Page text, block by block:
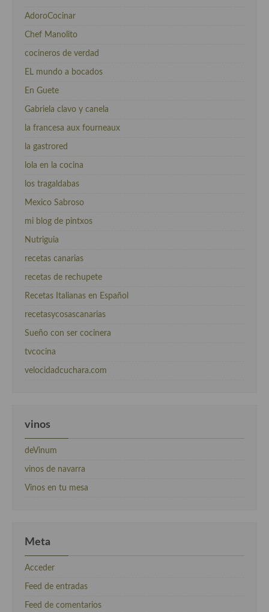
AdoroCocinar
Chef Manolito
cocineros de verdad
EL mundo a bocados
En Guete
Gabriela clavo y canela
la francesa aux fourneaux
la gastrored
lola en la cocina
los tragaldabas
Mexico Sabroso
mi blog de pintxos
Nutriguia
recetas canarias
recetas de rechupete
Recetas Italianas en Español
recetasycosascanarias
Sueño con ser cocinera
tvcocina
velocidadcuchara.com
vinos
deVinum
vinos de navarra
Vinos en tu mesa
Meta
Acceder
Feed de entradas
Feed de comentarios